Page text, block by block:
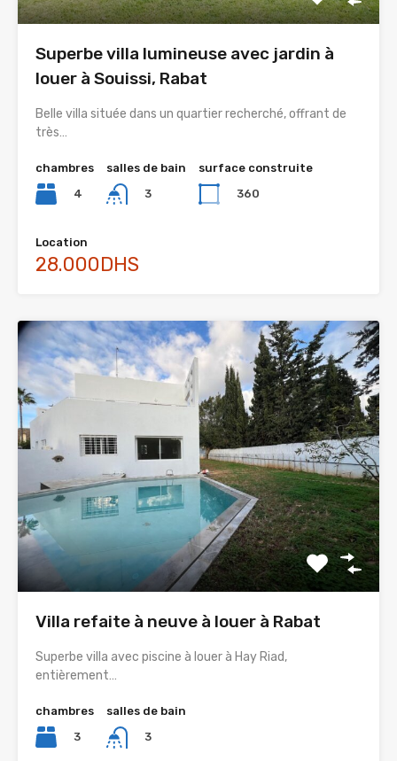
Superbe villa lumineuse avec jardin à
louer à Souissi, Rabat
Belle villa située dans un quartier recherché, offrant de
très…
chambres
4
salles de bain
3
surface construite
360
Location
28.000DHS
Villa refaite à neuve à louer à Rabat
Superbe villa avec piscine à louer à Hay Riad,
entièrement…
chambres
3
salles de bain
3